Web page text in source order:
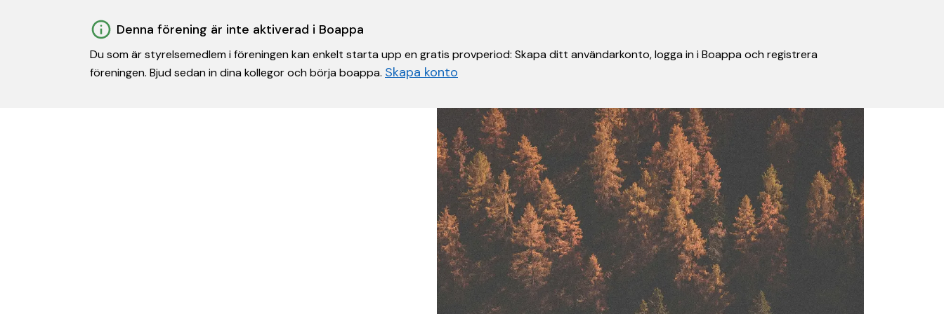
Denna förening är inte aktiverad i Boappa
Du som är styrelsemedlem i föreningen kan enkelt starta upp en gratis provperiod: Skapa ditt användarkonto, logga in i Boappa och registrera
föreningen. Bjud sedan in dina kollegor och börja boappa. Skapa konto